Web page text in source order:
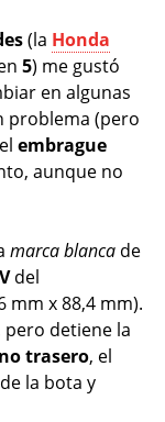
(la Honda
5) me gustó
en algunas
problema (pero
embrague
aunque no
marca blanca de
del
mm x 88,4 mm).
pero detiene la
trasero, el
la bota y